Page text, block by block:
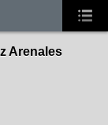
Arenales